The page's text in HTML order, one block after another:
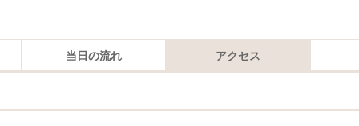
当日の流れ アクセス